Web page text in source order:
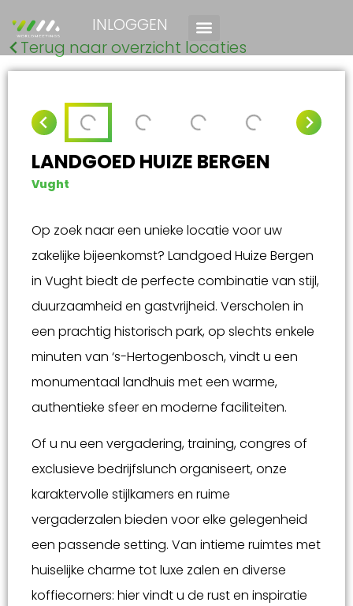
INLOGGEN
Terug naar overzicht locaties
LANDGOED HUIZE BERGEN
Vught
Op zoek naar een unieke locatie voor uw
zakelijke bijeenkomst? Landgoed Huize Bergen
in Vught biedt de perfecte combinatie van stijl,
duurzaamheid en gastvrijheid. Verscholen in
een prachtig historisch park, op slechts enkele
minuten van ‘s-Hertogenbosch, vindt u een
monumentaal landhuis met een warme,
authentieke sfeer en moderne faciliteiten.
Of u nu een vergadering, training, congres of
exclusieve bedrijfslunch organiseert, onze
karaktervolle stijlkamers en ruime
vergaderzalen bieden voor elke gelegenheid
een passende setting. Van intieme ruimtes met
huiselijke charme tot luxe zalen en diverse
koffiecorners: hier vindt u de rust en inspiratie